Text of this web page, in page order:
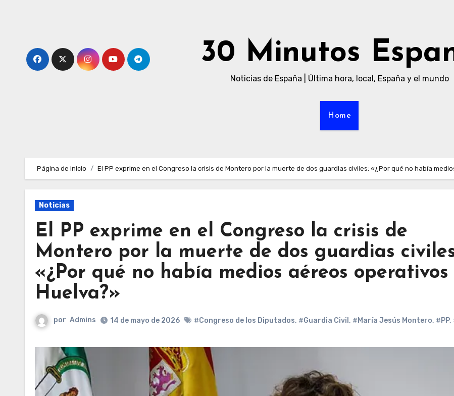
30 Minutos
Noticias de España | Última hora, local, España y el mundo
Home
Página de inicio El PP exprime en el Congreso la crisis de Montero por la muerte de dos guardias civiles: «¿Por qué no había
Noticias
El PP exprime en el Congreso la crisis de
Montero por la muerte de dos guardias
«¿Por qué no había medios aéreos operativos
Huelva?»
por Admins 14 de mayo de 2026 #Congreso de los Diputados, #Guardia Civil , #María Jesús Montero, #PP,